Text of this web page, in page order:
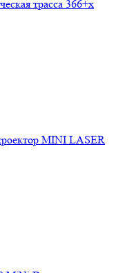
трасса 366+x
MINI LASER